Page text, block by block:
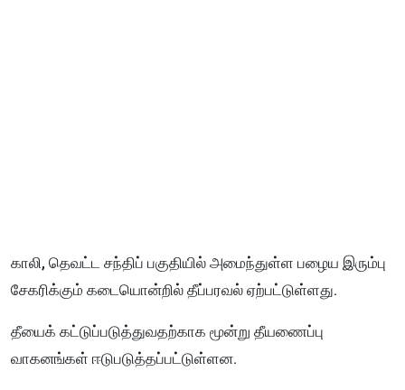
காலி, தெவட்ட சந்திப் பகுதியில் அமைந்துள்ள பழைய இரும்பு
சேகரிக்கும் கடையொன்றில் தீப்பரவல் ஏற்பட்டுள்ளது.
தீயைக் கட்டுப்படுத்துவதற்காக மூன்று தீயணைப்பு
வாகனங்கள் ஈடுபடுத்தப்பட்டுள்ளன.